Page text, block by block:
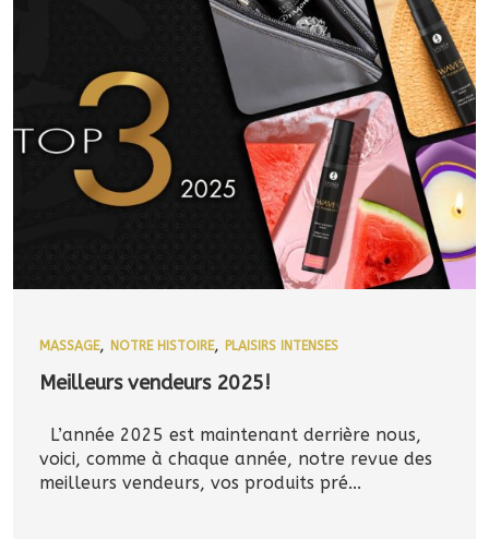
MASSAGE, NOTRE HISTOIRE, PLAISIRS INTENSES
Meilleurs vendeurs 2025!
L’année 2025 est maintenant derrière nous,
voici, comme à chaque année, notre revue des
meilleurs vendeurs, vos produits pré...